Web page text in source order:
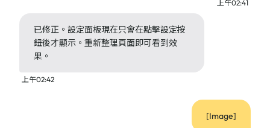
上午02:41
已修正。設定面板現在只會在點擊設定按
鈕後才顯示。重新整理頁面即可看到效
果。
上午02:42
[Image]